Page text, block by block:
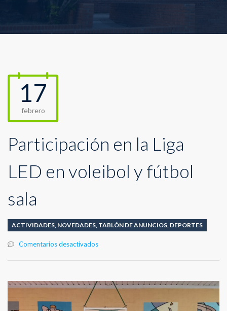
17
febrero
Participación en la Liga
LED en voleibol y fútbol
sala
ACTIVIDADES, NOVEDADES, TABLÓN DE ANUNCIOS, DEPORTES
Comentarios desactivadosen
Participación
la